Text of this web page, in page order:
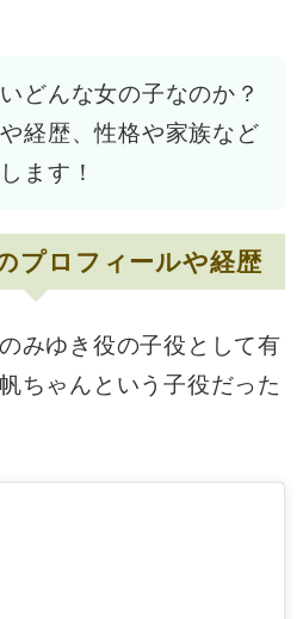
どんな女の子なのか？
経歴、性格や家族など
ます！
プロフィールや経歴
みゆき役の子役として有
ちゃんという子役だった